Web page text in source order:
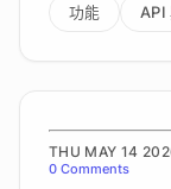
功能 API
THU MAY 14
0 Comments